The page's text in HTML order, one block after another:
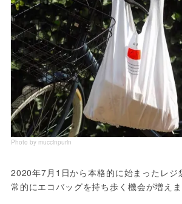
Photo by muccinpurin
2020年7月1日から本格的に始まったレジ
常的にエコバッグを持ち歩く機会が増えま